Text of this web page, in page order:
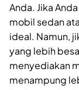
Anda. Jika
mobil sedan
ideal. Namun,
yang lebih
menyediakan
menampung